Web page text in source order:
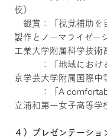
校）
銀賞：「視覚補助を
製作とノーマライゼー
工業大学附属科学技術
：「地域における
京学芸大学附属国際中
：「A comfortable
立浦和第一女子高等学
４）プレゼンテーショ